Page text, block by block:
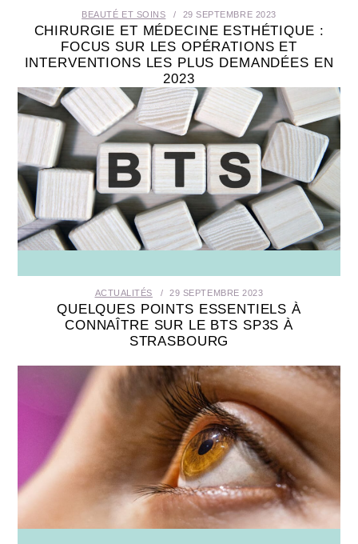
SENIOR
BEAUTÉ ET SOINS 29 SEPTEMBRE 2023
CHIRURGIE ET MÉDECINE ESTHÉTIQUE :
FOCUS SUR LES OPÉRATIONS ET
INTERVENTIONS LES PLUS DEMANDÉES EN
2023
ACTUALITÉS 29 SEPTEMBRE 2023
QUELQUES POINTS ESSENTIELS À
CONNAÎTRE SUR LE BTS SP3S À
STRASBOURG